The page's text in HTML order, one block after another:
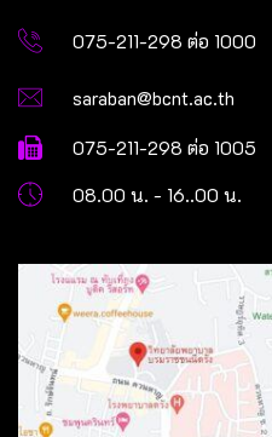
075-211-298 ต่อ 1000
saraban@bcnt.ac.th
075-211-298 ต่อ 1005
08.00 น. - 16..00 น.